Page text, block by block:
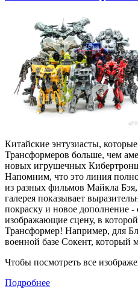
Китайские энтузиасты,
Трансформеров больше, чем
новых игрушечных
Напомним, что это линия
из разных фильмов Майкла
галерея показывает
покраску и новое дополнение
изображающие сцену, в которой
Трансформер! Например, для
военной базе Сокент, который
Чтобы посмотреть все
Подробнее